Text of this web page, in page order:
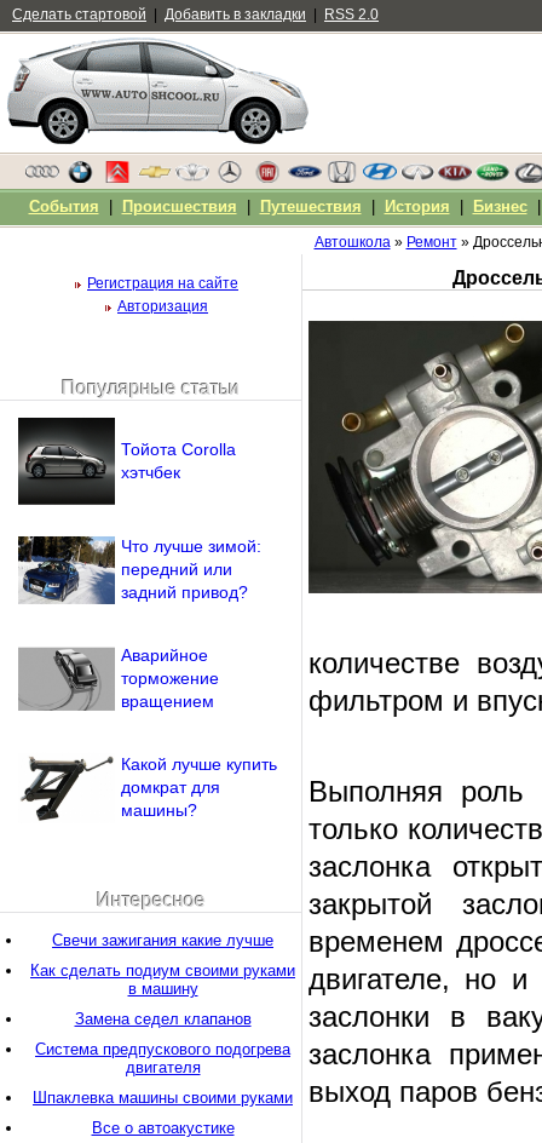
Автошкола» Ремонт»
количестве
фильтром и
Выполняя роль
только
заслонка
закрытой
временем
двигателе, но
заслонки в
заслонка
выход паров
Регистрация на сайте
Авторизация
Популярные статьи
Тойота Corolla
хэтчбек
Что лучше зимой:
передний или
задний привод?
Аварийное
торможение
вращением
Какой лучше купить
домкрат для
машины?
Интересное
Свечи зажигания какие лучше
Как сделать подиум своими руками
в машину
Замена седел клапанов
Система предпускового подогрева
двигателя
Шпаклевка машины своими руками
Все о автоакустике
Сделать стартовой Добавить в закладки RSS 2.0
События Происшествия Путешествия История Бизнес